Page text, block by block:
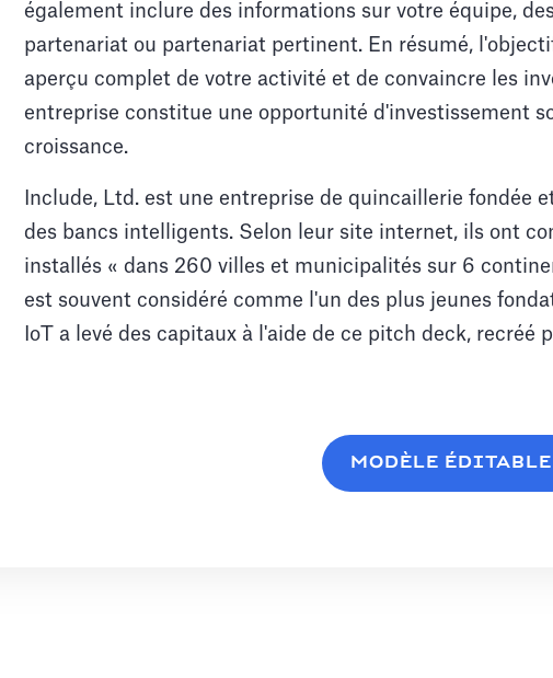
également inclure des informations sur votre équipe,
partenariat ou partenariat pertinent. En résumé,
aperçu complet de votre activité et de convaincre les
entreprise constitue une opportunité d'investissement
croissance.
Include, Ltd. est une entreprise de quincaillerie fondée
des bancs intelligents. Selon leur site internet, ils ont
installés « dans 260 villes et municipalités sur 6
est souvent considéré comme l'un des plus jeunes
IoT a levé des capitaux à l'aide de ce pitch deck, recréé
MODÈLE ÉDITABLE